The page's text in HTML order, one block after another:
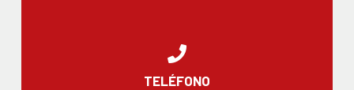
TELÉFONO